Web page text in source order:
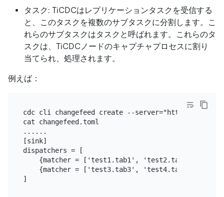
タスク: TiCDCはレプリケーションタスクを受信する
と、このタスクを複数のサブタスクに分割します。こ
れらのサブタスクはタスクと呼ばれます。これらのタ
スクは、TiCDCノードのキャプチャプロセスに割り
当てられ、処理されます。
例えば：
cdc cli changefeed create --server="http://
cat changefeed.toml
......
[sink]
dispatchers = [
{matcher = ['test1.tab1', 'test2.tab2'],
{matcher = ['test3.tab3', 'test4.tab4'],